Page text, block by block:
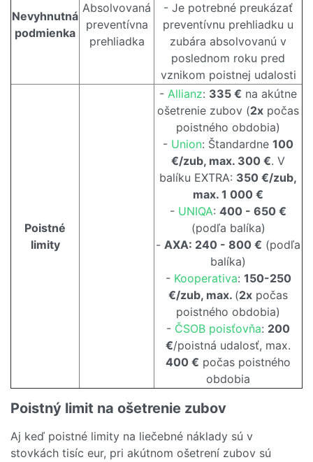
Nevyhnutná
podmienka
Absolvovaná
preventívna
prehliadka
- Je potrebné preukázať
preventívnu prehliadku u
zubára absolvovanú v
poslednom roku pred
vznikom poistnej udalosti
Poistné
limity
- Allianz: 335 € na akútne
ošetrenie zubov (2x počas
poistného obdobia)
- Union: Štandardne 100
€/zub, max. 300 €. V
balíku EXTRA: 350 €/zub,
max. 1 000 €
- UNIQA: 400 - 650 €
(podľa balíka)
- AXA: 240 - 800 € (podľa
balíka)
- Kooperativa: 150-250
€/zub, max. (2x počas
poistného obdobia)
- ČSOB poisťovňa: 200
€/poistná udalosť, max.
400 € počas poistného
obdobia
Poistný limit na ošetrenie zubov
Aj keď poistné limity na liečebné náklady sú v
stovkách tisíc eur, pri akútnom ošetrení zubov sú